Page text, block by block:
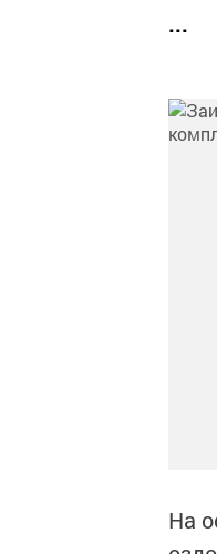
...
На